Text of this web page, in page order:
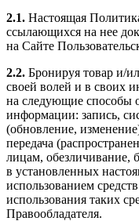
2.1. Настоящая
ссылающихся на нее
на Сайте
2.2. Бронируя товар и/
своей волей и в своих
на следующие способы
информации: запись,
(обновление,
передача
лицам, обезличивание,
в установленных
использованием
использования таких
Правообладателя.